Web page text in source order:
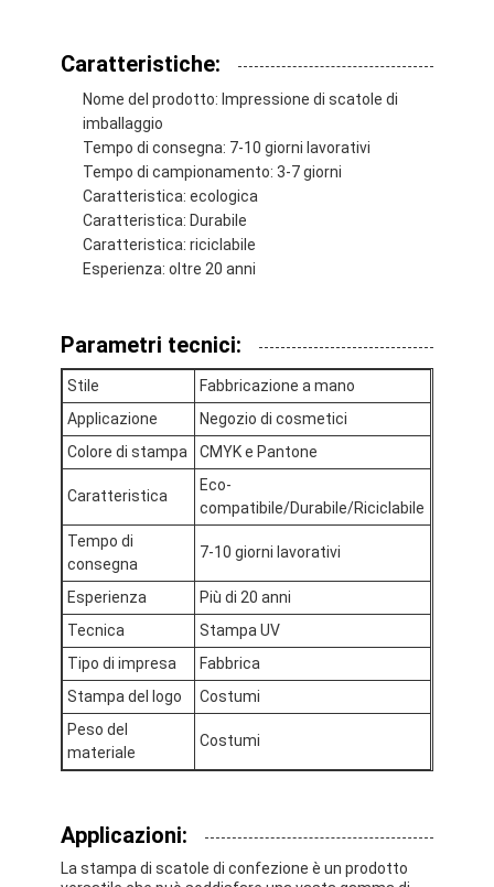
Casa.
Caratteristiche:
Nome del prodotto: Impressione di scatole di
imballaggio
Tempo di consegna: 7-10 giorni lavorativi
Tempo di campionamento: 3-7 giorni
Caratteristica: ecologica
Caratteristica: Durabile
Caratteristica: riciclabile
Esperienza: oltre 20 anni
Parametri tecnici:
Stile
Fabbricazione a mano
Applicazione
Negozio di cosmetici
Colore di stampa
CMYK e Pantone
Caratteristica
Eco-
compatibile/Durabile/Riciclabile
Tempo di
consegna
7-10 giorni lavorativi
Esperienza
Più di 20 anni
Tecnica
Stampa UV
Tipo di impresa
Fabbrica
Stampa del logo
Costumi
Peso del
materiale
Costumi
Applicazioni:
La stampa di scatole di confezione è un prodotto